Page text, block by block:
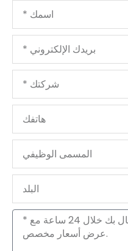
اسمك
بريدك
الإلكتروني
شركتك
هاتفك
المسمى
الوظيفي
الرسالة